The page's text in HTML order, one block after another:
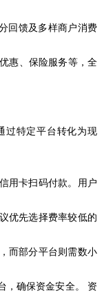
回馈及多样商户消费
惠、保险服务等，全
过特定平台转化为现
用卡扫码付款。用户
优先选择费率较低的
而部分平台则需数小
，确保资金安全。 资